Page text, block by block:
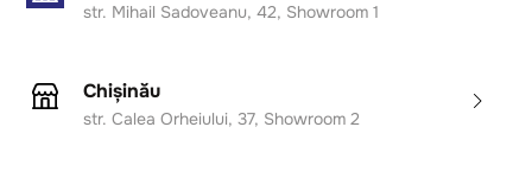
str. Mihail Sadoveanu, 42, Showroom 1
Chișinău
str. Calea Orheiului, 37, Showroom 2